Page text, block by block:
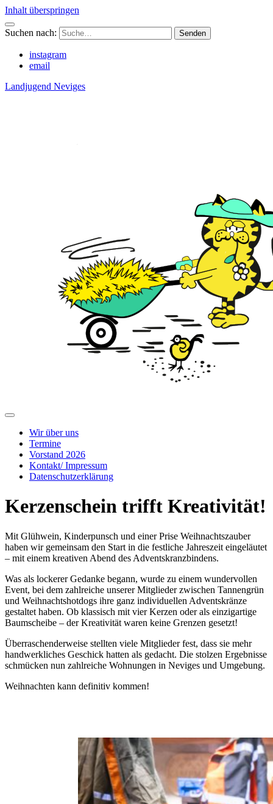
Inhalt überspringen
Suchen nach:
instagram
email
Landjugend Neviges
Wir über uns
Termine
Vorstand 2026
Kontakt/ Impressum
Datenschutzerklärung
Kerzenschein trifft Kreativität!
Mit Glühwein, Kinderpunsch und einer Prise Weihnachtszauber
haben wir gemeinsam den Start in die festliche Jahreszeit eingeläutet
– mit einem kreativen Abend des Adventskranzbindens.
Was als lockerer Gedanke begann, wurde zu einem wundervollen
Event, bei dem zahlreiche unserer Mitglieder zwischen Tannengrün
und Weihnachtshotdogs ihre ganz individuellen Adventskränze
gestaltet haben. Ob klassisch mit vier Kerzen oder als einzigartige
Baumscheibe – der Kreativität waren keine Grenzen gesetzt!
Überraschenderweise stellten viele Mitglieder fest, dass sie mehr
handwerkliches Geschick hatten als gedacht. Die stolzen Ergebnisse
schmücken nun zahlreiche Wohnungen in Neviges und Umgebung.
Weihnachten kann definitiv kommen!